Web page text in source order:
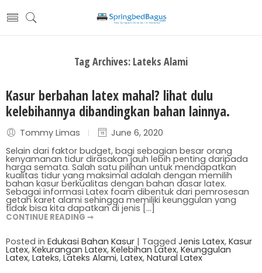
Tag Archives: Lateks Alami
Kasur berbahan latex mahal? lihat dulu
kelebihannya dibandingkan bahan lainnya.
Tommy Limas
June 6, 2020
Selain dari faktor budget, bagi sebagian besar orang
kenyamanan tidur dirasakan jauh lebih penting daripada
harga semata. Salah satu pilihan untuk mendapatkan
kualitas tidur yang maksimal adalah dengan memilih
bahan kasur berkualitas dengan bahan dasar latex.
Sebagai informasi Latex foam dibentuk dari pemrosesan
getah karet alami sehingga memiliki keunggulan yang
tidak bisa kita dapatkan di jenis [...]
CONTINUE READING ➞
Posted in Edukasi Bahan Kasur | Tagged Jenis Latex, Kasur
Latex, Kekurangan Latex, Kelebihan Latex, Keunggulan
Latex, Lateks, Lateks Alami, Latex, Natural Latex